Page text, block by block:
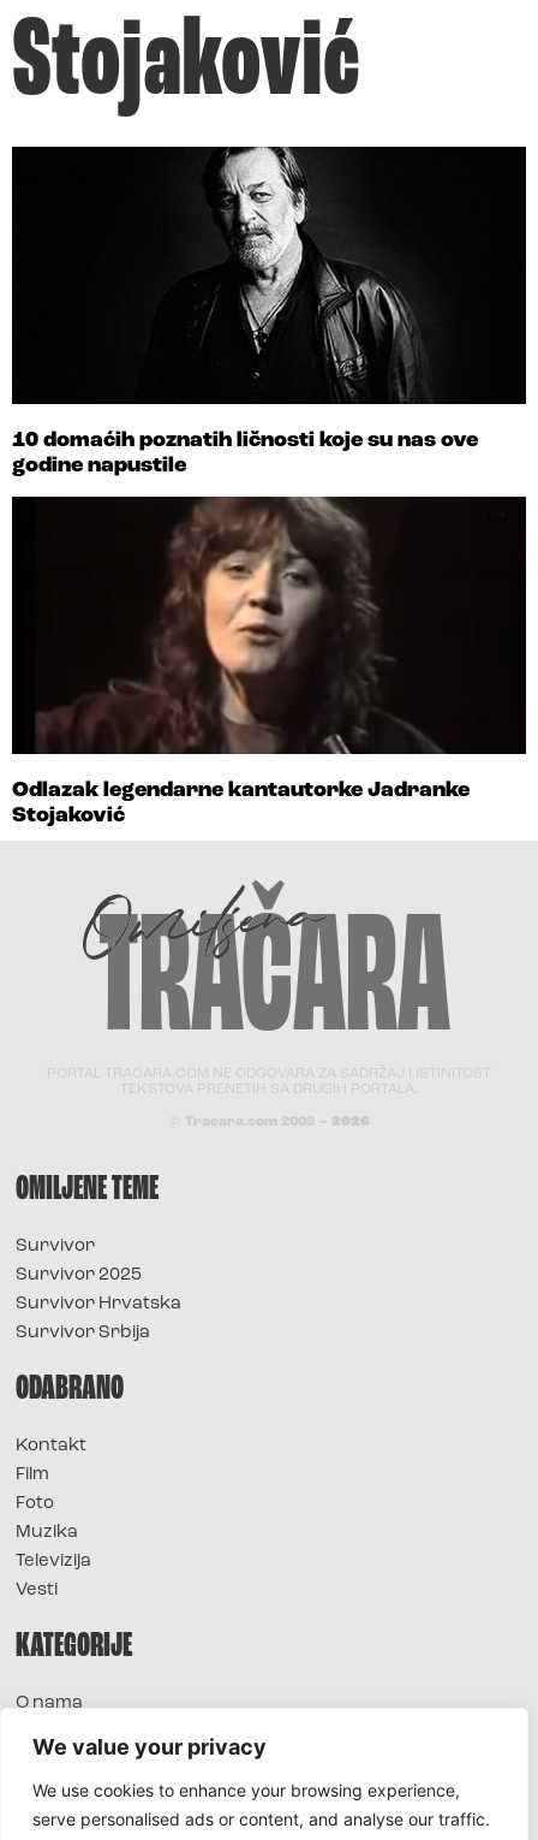
We value your privacy
We use cookies to enhance your browsing experience,
serve personalised ads or content, and analyse our traffic.
Stojaković
10 domaćih poznatih ličnosti koje su nas ove
godine napustile
Odlazak legendarne kantautorke Jadranke
Stojaković
PORTAL TRACARA.COM NE ODGOVARA ZA SADRŽAJ I ISTINITOST
TEKSTOVA PRENETIH SA DRUGIH PORTALA.
© Tracara.com 2008 – 2026
OMILJENE TEME
Survivor
Survivor 2025
Survivor Hrvatska
Survivor Srbija
ODABRANO
Kontakt
Film
Foto
Muzika
Televizija
Vesti
KATEGORIJE
O nama
Extra
Foto
Moda